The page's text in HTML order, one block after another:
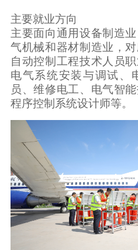
主要就业方向
主要面向通用设备制造
气机械和器材制造业，
自动控制工程技术人员
电气系统安装与调试、
员、维修电工、电气智
程序控制系统设计师等。